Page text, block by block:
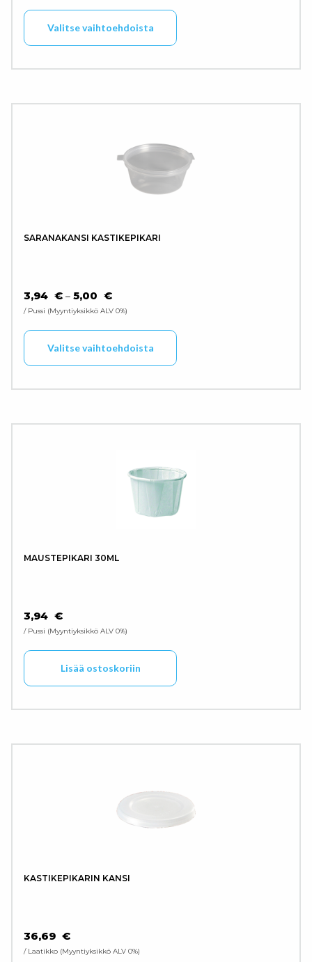
Valitse vaihtoehdoista
SARANAKANSI KASTIKEPIKARI
3,94 € – 5,00 €HINTALUOKKA: 3,94 € - 5,00 €
/ Pussi Myyntiyksikkö ALV 0%
Valitse vaihtoehdoista
MAUSTEPIKARI 30ML
3,94 €
/ Pussi Myyntiyksikkö ALV 0%
Lisää ostoskoriin
KASTIKEPIKARIN KANSI
36,69 €
/ Laatikko Myyntiyksikkö ALV 0%